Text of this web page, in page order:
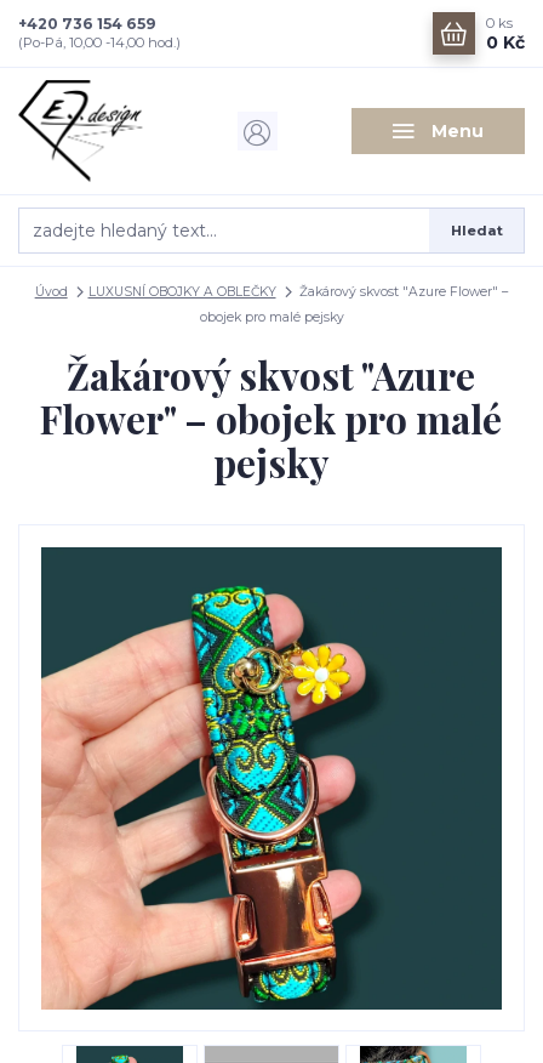
Menu
Hledat
+420 736 154 659
(Po-Pá, 10,00 -14,00 hod.)
0 ks
0 Kč
Úvod LUXUSNÍ OBOJKY A OBLEČKY
Žakárový skvost "Azure Flower" –
obojek pro malé pejsky
Žakárový skvost "Azure
Flower" – obojek pro malé
pejsky